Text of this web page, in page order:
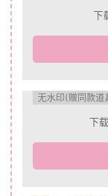
下
无水印(赠同款道
下